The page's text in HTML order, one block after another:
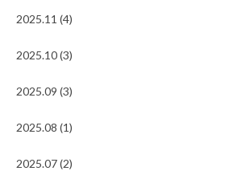
2025.11 (4)
2025.10 (3)
2025.09 (3)
2025.08 (1)
2025.07 (2)